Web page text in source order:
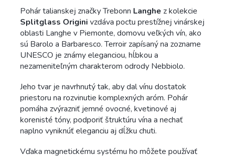
Pohár talianskej značky Trebonn Langhe z kolekcie
Splitglass Origini vzdáva poctu prestížnej vinárskej
oblasti Langhe v Piemonte, domovu veľkých vín, ako
sú Barolo a Barbaresco. Terroir zapísaný na zozname
UNESCO je známy eleganciou, hĺbkou a
nezameniteľným charakterom odrody Nebbiolo.
Jeho tvar je navrhnutý tak, aby dal vínu dostatok
priestoru na rozvinutie komplexných aróm. Pohár
pomáha zvýrazniť jemné ovocné, kvetinové aj
korenisté tóny, podporiť štruktúru vína a nechať
naplno vyniknúť eleganciu aj dĺžku chuti.
Vďaka magnetickému systému ho môžete používať